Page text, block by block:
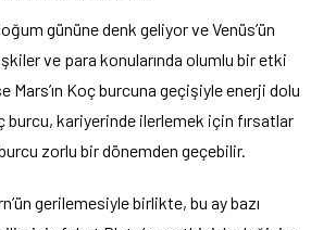
gününe denk geliyor ve Venüs’ün
ve para konularında olumlu bir etki
Mars’ın Koç burcuna geçişiyle enerji dolu
burcu, kariyerinde ilerlemek için fırsatlar
zorlu bir dönemden geçebilir.
gerilemesiyle birlikte, bu ay bazı